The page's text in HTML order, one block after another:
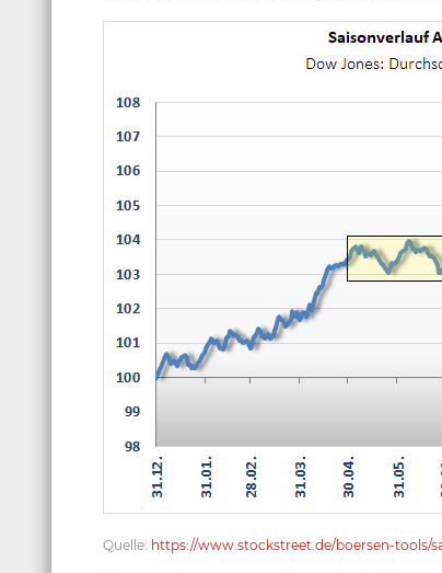
Quelle: https://www.stockstreet.de/boersen-tools/